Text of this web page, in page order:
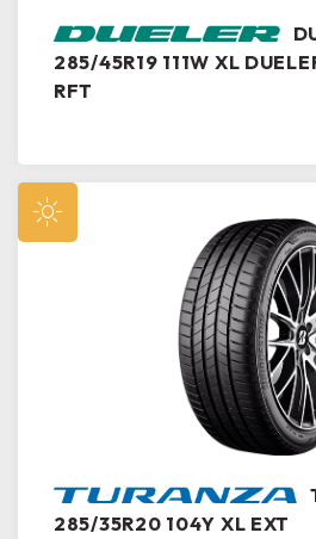
285/45R19 111W XL
RFT
285/35R20 104Y XL EXT